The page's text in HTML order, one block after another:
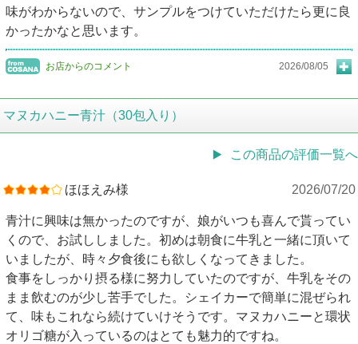
味がわからないので、サンプルをつけていただけたら更に良
かったかなと思います。
お店からのコメント 2026/08/05
マヌカハニー青汁（30包入り）
この商品の評価一覧へ
ほほえみ様 2026/07/20
青汁に興味は無かったのですが、娘がいつも喜んで貰ってい
くので、お試ししました。初めは朝食に牛乳と一緒に頂いて
いましたが、時々夕食後にも欲しくなってきました。
食事をしっかり摂る様に努力していたのですが、牛乳をその
まま飲むのが少し苦手でした。シェイカーで簡単に混ぜられ
て、味もこれなら続けていけそうです。マヌカハニーと環状
オリゴ糖が入っているのはとても魅力的ですね。